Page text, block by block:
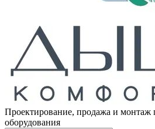
Проектирование, продажа и монтаж
оборудования